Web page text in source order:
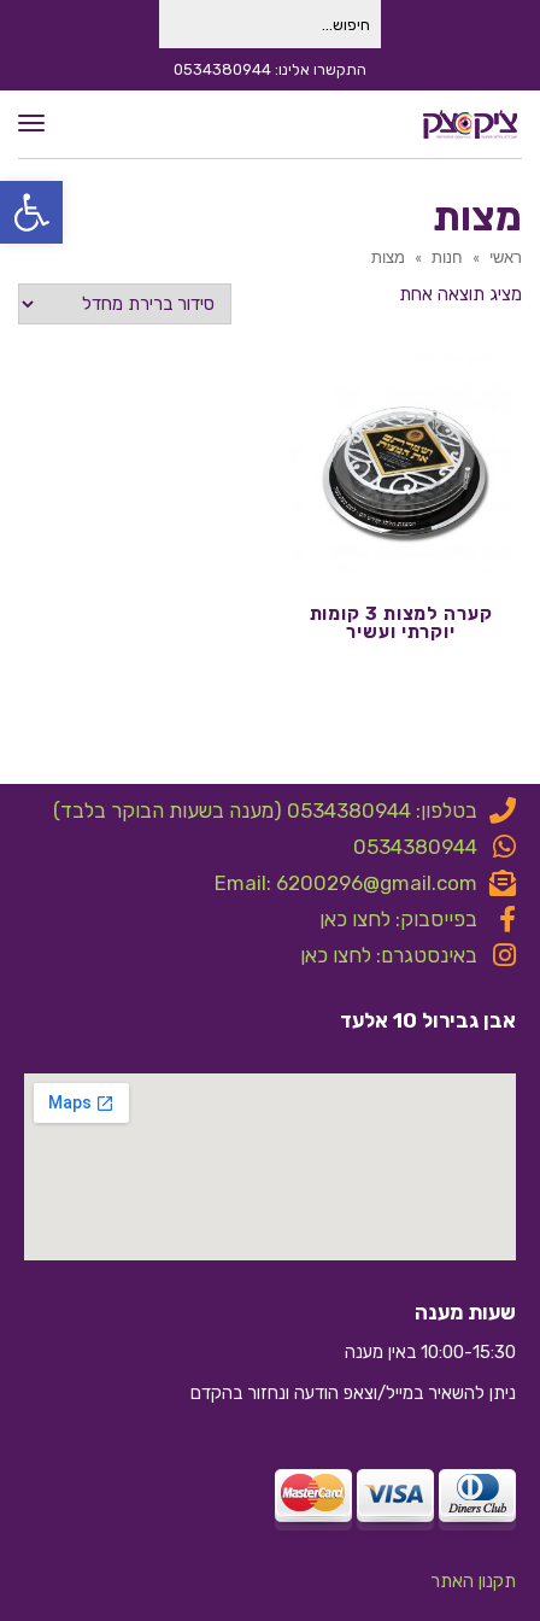
פתח
עבור: התקשרו אלינו: 0534380944
מצות
ראשי » חנות » מצות
מציג תוצאה אחת
קערה למצות 3 קומות
יוקרתי ועשיר
בטלפון: 0534380944 (מענה בשעות הבוקר בלבד)
0534380944
Email: 6200296@gmail.com
בפייסבוק: לחצו כאן
באינסטגרם: לחצו כאן
אבן גבירול 10 אלעד
שעות מענה
10:00-15:30 באין מענה
ניתן להשאיר במייל/וצאפ הודעה ונחזור בהקדם
תקנון האתר